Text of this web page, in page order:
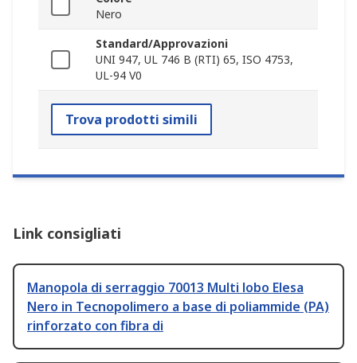
Nero
Standard/Approvazioni
UNI 947, UL 746 B (RTI) 65, ISO 4753,
UL-94 V0
Trova prodotti simili
Link consigliati
Manopola di serraggio 70013 Multi lobo Elesa
Nero in Tecnopolimero a base di poliammide (PA)
rinforzato con fibra di